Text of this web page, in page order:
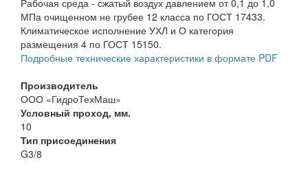
Рабочая среда - сжатый воздух давлением от 0,1 до 1,0
МПа очищенном не грубее 12 класса по ГОСТ 17433.
Климатическое исполнение УХЛ и О категория
размещения 4 по ГОСТ 15150.
Подробные технические характеристики в формате PDF
Производитель
ООО «ГидроТехМаш»
Условный проход, мм.
10
Тип присоединения
G3/8